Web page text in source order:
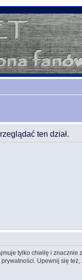
ten dział.
tylko chwilę i
Upewnij się